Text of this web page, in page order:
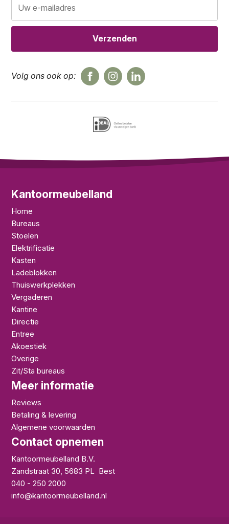
Volg ons ook op:
Kantoormeubelland
Home
Bureaus
Stoelen
Elektrificatie
Kasten
Ladeblokken
Thuiswerkplekken
Vergaderen
Kantine
Directie
Entree
Akoestiek
Overige
Zit/Sta bureaus
Meer informatie
Reviews
Betaling & levering
Algemene voorwaarden
Contact opnemen
Kantoormeubelland B.V.
Zandstraat 30, 5683 PL Best
040 - 250 2000
info@kantoormeubelland.nl